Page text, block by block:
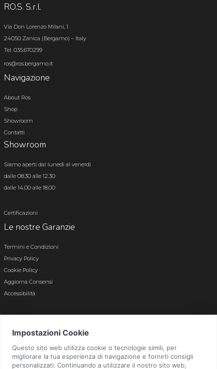
RO.S. S.r.l.
Via Don Lorenzo Milani, 1
24050 Zanica (Bergamo) – Italy
Tel. 035.670299
ros@ros.bergamo.it
Navigazione
About Ros
Shop
Showroom
Contatti
Showroom
Siamo aperti dal lunedì al venerdì
dalle 08.30 alle 12.30
dalle 14.00 alle 18.00
Certificazioni
Le nostre Garanzie
Termini e Condizioni
Privacy Policy
Cookie Policy
Aggiorna Consensi
Accessibilità
Bergamo n. 01496180165 · Capitale Sociale i.v. € 800.000,00